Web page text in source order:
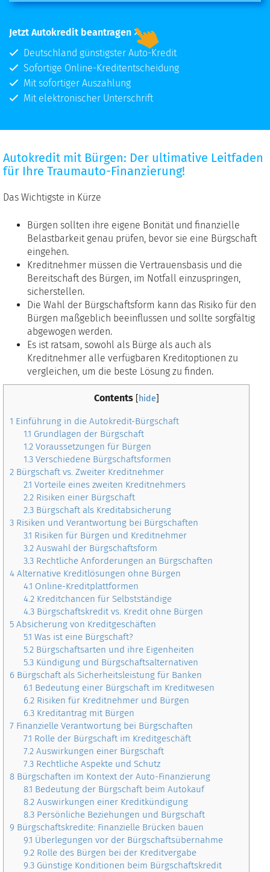
Jetzt Autokredit beantragen
Deutschland günstigster Auto-Kredit
Sofortige Online-Kreditentscheidung
Mit sofortiger Auszahlung
Mit elektronischer Unterschrift
Autokredit
mit
Leitfaden
für
Traumauto-
Finanzierung!
Autokredit mit Bürgen: Der ultimative Leitfaden
für Ihre Traumauto-Finanzierung!
Das Wichtigste in Kürze
Bürgen sollten ihre eigene Bonität und finanzielle
Belastbarkeit genau prüfen, bevor sie eine Bürgschaft
eingehen.
Kreditnehmer müssen die Vertrauensbasis und die
Bereitschaft des Bürgen, im Notfall einzuspringen,
sicherstellen.
Die Wahl der Bürgschaftsform kann das Risiko für den
Bürgen maßgeblich beeinflussen und sollte sorgfältig
abgewogen werden.
Es ist ratsam, sowohl als Bürge als auch als
Kreditnehmer alle verfügbaren Kreditoptionen zu
vergleichen, um die beste Lösung zu finden.
Contents [hide]
1 Einführung in die Autokredit-Bürgschaft
1.1 Grundlagen der Bürgschaft
1.2Voraussetzungen für Bürgen
1.3Verschiedene Bürgschaftsformen
2 Bürgschaft vs. Zweiter Kreditnehmer
2.1 Vorteile eines zweiten Kreditnehmers
2.2Risiken einer Bürgschaft
2.3Bürgschaft als Kreditabsicherung
3 Risiken und Verantwortung bei Bürgschaften
3.1 Risiken für Bürgen und Kreditnehmer
3.2Auswahl der Bürgschaftsform
3.3Rechtliche Anforderungen an Bürgschaften
4 Alternative Kreditlösungen ohne Bürgen
4.1 Online-Kreditplattformen
4.2Kreditchancen für Selbstständige
4.3Bürgschaftskredit vs. Kredit ohne Bürgen
5 Absicherung von Kreditgeschäften
5.1 Was ist eine Bürgschaft?
5.2Bürgschaftsarten und ihre Eigenheiten
5.3Kündigung und Bürgschaftsalternativen
6 Bürgschaft als Sicherheitsleistung für Banken
6.1 Bedeutung einer Bürgschaft im Kreditwesen
6.2Risiken für Kreditnehmer und Bürgen
6.3Kreditantrag mit Bürgen
7 Finanzielle Verantwortung bei Bürgschaften
7.1 Rolle der Bürgschaft im Kreditgeschäft
7.2Auswirkungen einer Bürgschaft
7.3Rechtliche Aspekte und Schutz
8 Bürgschaften im Kontext der Auto-Finanzierung
8.1 Bedeutung der Bürgschaft beim Autokauf
8.2Auswirkungen einer Kreditkündigung
8.3Persönliche Beziehungen und Bürgschaft
9 Bürgschaftskredite: Finanzielle Brücken bauen
9.1 Überlegungen vor der Bürgschaftsübernahme
9.2Rolle des Bürgen bei der Kreditvergabe
9.3Günstige Konditionen beim Bürgschaftskredit